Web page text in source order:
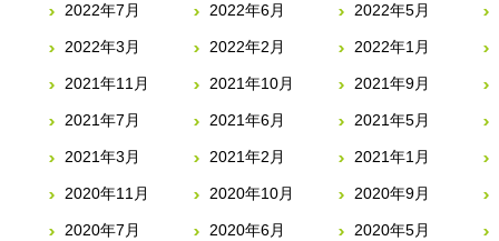
2022年7月 2022年6月 2022年5月
2022年3月 2022年2月 2022年1月
2021年11月 2021年10月 2021年9月
2021年7月 2021年6月 2021年5月
2021年3月 2021年2月 2021年1月
2020年11月 2020年10月 2020年9月
2020年7月 2020年6月 2020年5月